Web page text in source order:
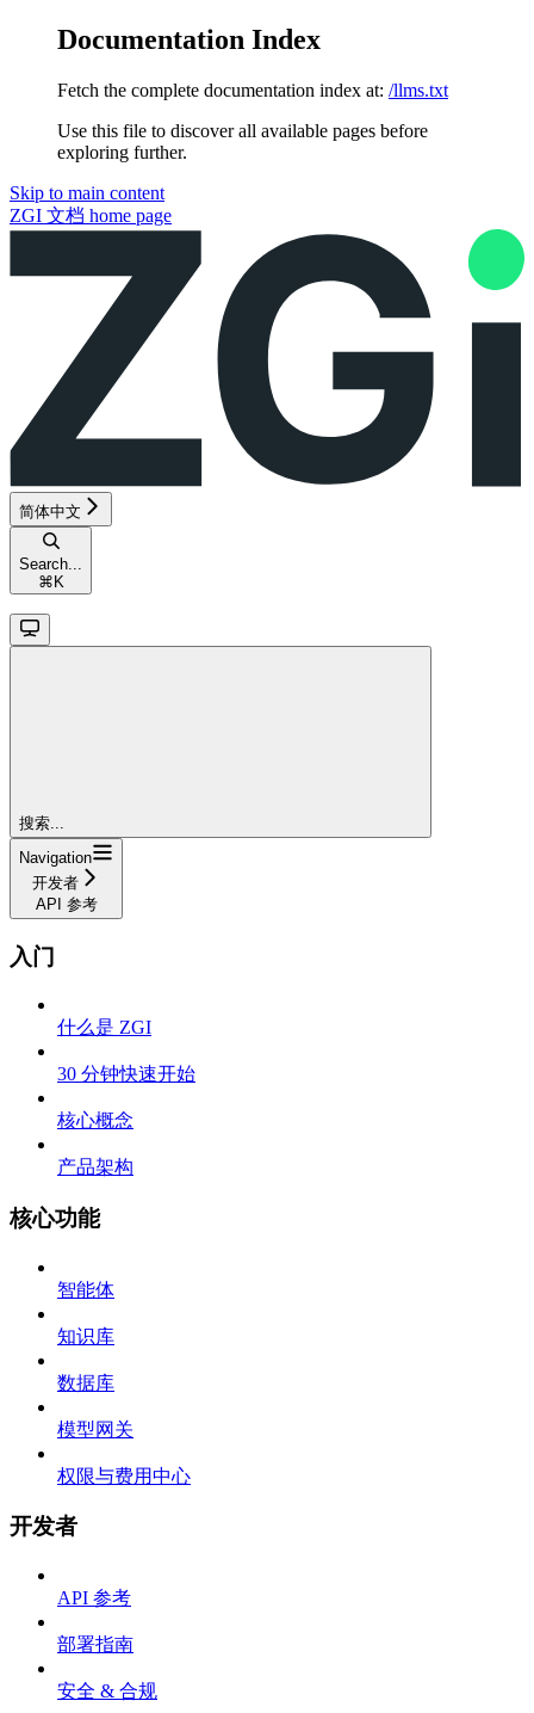
Documentation Index
Fetch the complete documentation index at: /llms.txt
Use this file to discover all available pages before
exploring further.
Skip to main content
ZGI 文档 home page
简体中文
Search...
⌘ K
搜索...
Navigation
开发者
API 参考
入门
什么是 ZGI
30 分钟快速开始
核心概念
产品架构
核心功能
智能体
知识库
数据库
模型网关
权限与费用中心
开发者
API 参考
部署指南
安全 & 合规